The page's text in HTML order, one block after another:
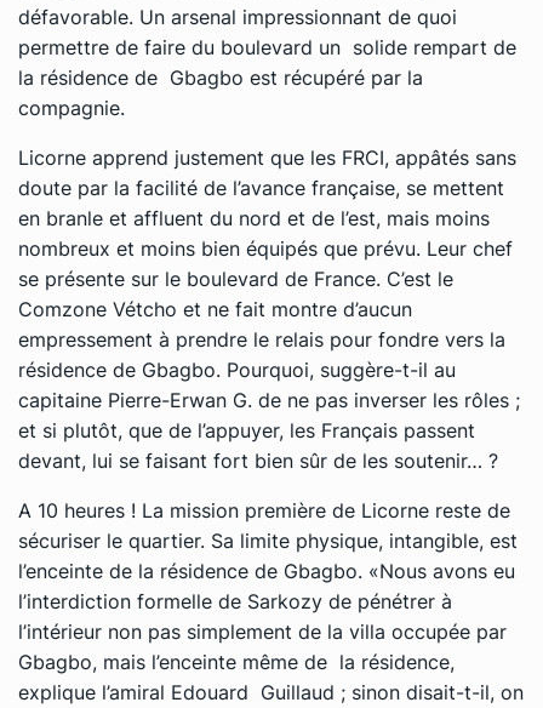
défavorable. Un arsenal impressionnant de quoi
permettre de faire du boulevard un solide rempart de
la résidence de Gbagbo est récupéré par la
compagnie.
Licorne apprend justement que les FRCI, appâtés sans
doute par la facilité de l’avance française, se mettent
en branle et affluent du nord et de l’est, mais moins
nombreux et moins bien équipés que prévu. Leur chef
se présente sur le boulevard de France. C’est le
Comzone Vétcho et ne fait montre d’aucun
empressement à prendre le relais pour fondre vers la
résidence de Gbagbo. Pourquoi, suggère-t-il au
capitaine Pierre-Erwan G. de ne pas inverser les rôles ;
et si plutôt, que de l’appuyer, les Français passent
devant, lui se faisant fort bien sûr de les soutenir… ?
A 10 heures ! La mission première de Licorne reste de
sécuriser le quartier. Sa limite physique, intangible, est
l’enceinte de la résidence de Gbagbo. «Nous avons eu
l’interdiction formelle de Sarkozy de pénétrer à
l’intérieur non pas simplement de la villa occupée par
Gbagbo, mais l’enceinte même de la résidence,
explique l’amiral Edouard Guillaud ; sinon disait-t-il, on